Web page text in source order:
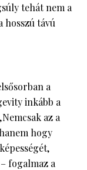
tehát nem a
hosszú távú
a
inkább a
az a
hogy
fogalmaz a